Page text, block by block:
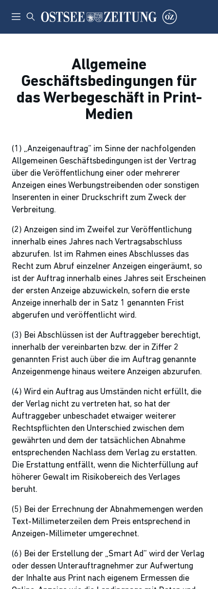
Allgemeine
Geschäftsbedingungen für
das Werbegeschäft in Print-
Medien
(1) „Anzeigenauftrag“ im Sinne der nachfolgenden
Allgemeinen Geschäftsbedingungen ist der Vertrag
über die Veröffentlichung einer oder mehrerer
Anzeigen eines Werbungstreibenden oder sonstigen
Inserenten in einer Druckschrift zum Zweck der
Verbreitung.
(2) Anzeigen sind im Zweifel zur Veröffentlichung
innerhalb eines Jahres nach Vertragsabschluss
abzurufen. Ist im Rahmen eines Abschlusses das
Recht zum Abruf einzelner Anzeigen eingeräumt, so
ist der Auftrag innerhalb eines Jahres seit Erscheinen
der ersten Anzeige abzuwickeln, sofern die erste
Anzeige innerhalb der in Satz 1 genannten Frist
abgerufen und veröffentlicht wird.
(3) Bei Abschlüssen ist der Auftraggeber berechtigt,
innerhalb der vereinbarten bzw. der in Ziffer 2
genannten Frist auch über die im Auftrag genannte
Anzeigenmenge hinaus weitere Anzeigen abzurufen.
(4) Wird ein Auftrag aus Umständen nicht erfüllt, die
der Verlag nicht zu vertreten hat, so hat der
Auftraggeber unbeschadet etwaiger weiterer
Rechtspflichten den Unterschied zwischen dem
gewährten und dem der tatsächlichen Abnahme
entsprechenden Nachlass dem Verlag zu erstatten.
Die Erstattung entfällt, wenn die Nichterfüllung auf
höherer Gewalt im Risikobereich des Verlages
beruht.
(5) Bei der Errechnung der Abnahmemengen werden
Text-Millimeterzeilen dem Preis entsprechend in
Anzeigen-Millimeter umgerechnet.
(6) Bei der Erstellung der „Smart Ad“ wird der Verlag
oder dessen Unterauftragnehmer zur Aufwertung
der Inhalte aus Print nach eigenem Ermessen die